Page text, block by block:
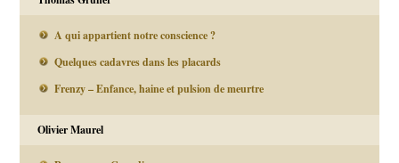
A qui appartient notre conscience ?
Quelques cadavres dans les placards
Frenzy – Enfance, haine et pulsion de meurtre
Olivier Maurel